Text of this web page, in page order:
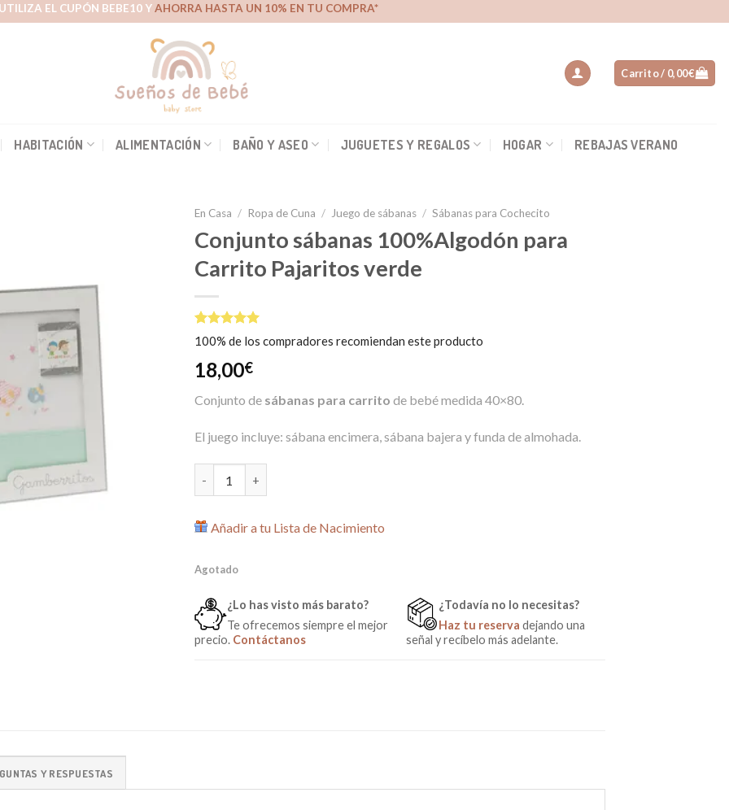
EL CUPÓN BEBE10 YAHORRA HASTA UN 10% EN TU COMPRA*
Carrito / 0,00€
HABITACIÓN ALIMENTACIÓN BAÑO Y ASEO JUGUETES Y REGALOS HOGAR REBAJAS VERANO
En Casa / Ropa de Cuna / Juego de sábanas / Sábanas para Cochecito
Conjunto sábanas 100%Algodón para
Carrito Pajaritos verde
Valorado
5.00sobre
5 basado
en
1
de cliente
100% de los compradores recomiendan este producto
18,00€
Conjunto de sábanas para carrito de bebé medida 40×80.
El juego incluye: sábana encimera, sábana bajera y funda de almohada.
Añadir a tu Lista de Nacimiento
Agotado
¿Lo has visto más barato?
Te ofrecemos siempre el mejor
precio. Contáctanos
¿Todavía no lo necesitas?
Haz tu reserva dejando una
señal y recíbelo más adelante.
Y RESPUESTAS